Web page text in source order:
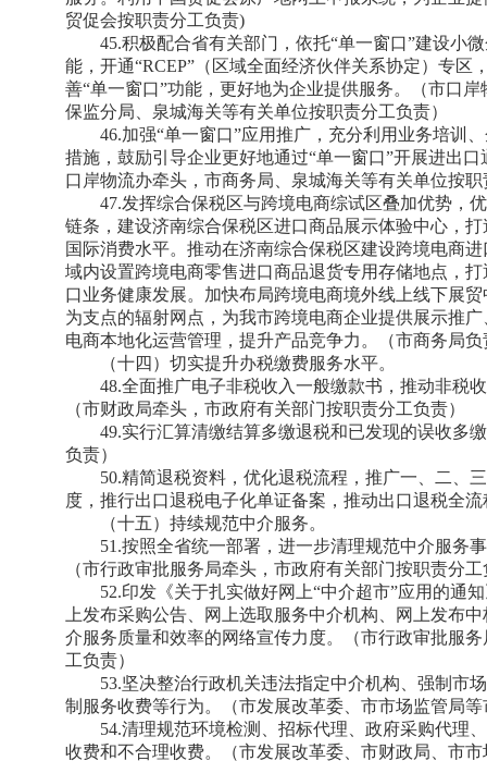
贸促会按职责分工负责)
45.积极配合省有关部门，依托“单一窗口”建设小
能，开通“RCEP”（区域全面经济伙伴关系协定）专区
善“单一窗口”功能，更好地为企业提供服务。（市口
保监分局、泉城海关等有关单位按职责分工负责）
46.加强“单一窗口”应用推广，充分利用业务培训
措施，鼓励引导企业更好地通过“单一窗口”开展进出
口岸物流办牵头，市商务局、泉城海关等有关单位按
47.发挥综合保税区与跨境电商综试区叠加优势，
链条，建设济南综合保税区进口商品展示体验中心，
国际消费水平。推动在济南综合保税区建设跨境电商
域内设置跨境电商零售进口商品退货专用存储地点，
口业务健康发展。加快布局跨境电商境外线上线下展
为支点的辐射网点，为我市跨境电商企业提供展示推
电商本地化运营管理，提升产品竞争力。（市商务局负
（十四）切实提升办税缴费服务水平。
48.全面推广电子非税收入一般缴款书，推动非税
（市财政局牵头，市政府有关部门按职责分工负责）
49.实行汇算清缴结算多缴退税和已发现的误收多
负责）
50.精简退税资料，优化退税流程，推广一、二、
度，推行出口退税电子化单证备案，推动出口退税全
（十五）持续规范中介服务。
51.按照全省统一部署，进一步清理规范中介服务
（市行政审批服务局牵头，市政府有关部门按职责分
52.印发《关于扎实做好网上“中介超市”应用的通
上发布采购公告、网上选取服务中介机构、网上发布
介服务质量和效率的网络宣传力度。（市行政审批服
工负责）
53.坚决整治行政机关违法指定中介机构、强制市
制服务收费等行为。（市发展改革委、市市场监管局
54.清理规范环境检测、招标代理、政府采购代理
收费和不合理收费。（市发展改革委、市财政局、市